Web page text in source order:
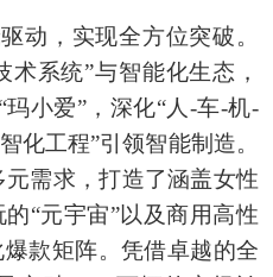
动，实现全方位突破。
系统”与智能化生态，
小爱”，深化“人-车-机-
化工程”引领智能制造。
需求，打造了涵盖女性
“元宇宙”以及商用高性
款矩阵。凭借卓越的全